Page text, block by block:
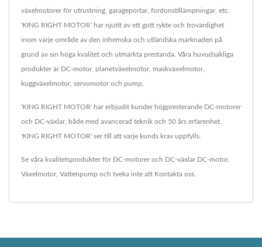
växelmotorer för utrustning, garageportar, fordonstillämpningar, etc.
'KING RIGHT MOTOR' har njutit av ett gott rykte och trovärdighet
inom varje område av den inhemska och utländska marknaden på
grund av sin höga kvalitet och utmärkta prestanda. Våra huvudsakliga
produkter är DC-motor, planetväxelmotor, maskväxelmotor,
kuggväxelmotor, servomotor och pump.
'KING RIGHT MOTOR' har erbjudit kunder högpresterande DC-motorer
och DC-växlar, både med avancerad teknik och 50 års erfarenhet.
'KING RIGHT MOTOR' ser till att varje kunds krav uppfylls.
Se våra kvalitetsprodukter för DC-motorer och DC-växlar DC-motor,
Växelmotor, Vattenpump och tveka inte att Kontakta oss